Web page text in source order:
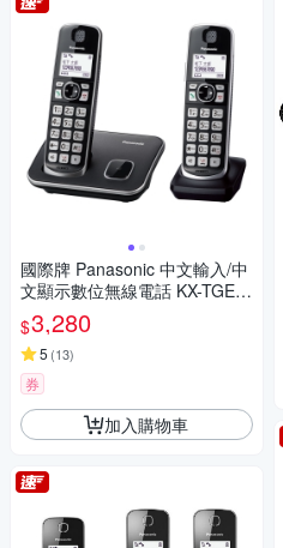
國際牌 Panasonic 中文輸入/中
文顯示數位無線電話 KX-TGE6
12TWB
$3,280
5 (13)
券
加入購物車